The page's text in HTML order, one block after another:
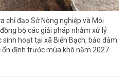
chỉ đạo Sở Nông nghiệp và Môi
bộ các giải pháp nhằm xử lý
hoạt tại xã Biển Bạch, bảo đảm
định trước mùa khô năm 2027.